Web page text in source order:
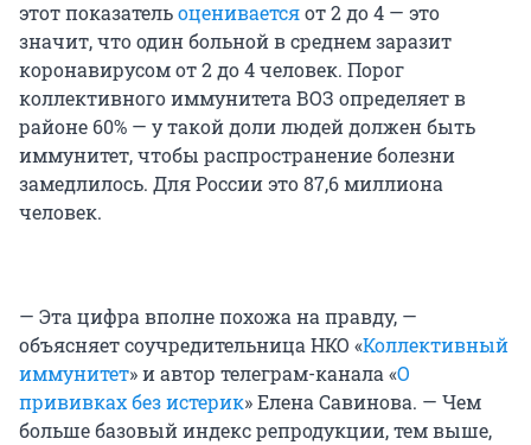
этот показательоцениваетсяот 2 до 4 — это
значит, что один больной в среднем заразит
коронавирусом от 2 до 4 человек. Порог
коллективного иммунитета ВОЗ определяет в
районе 60% — у такой доли людей должен быть
иммунитет, чтобы распространение болезни
замедлилось. Для России это 87,6 миллиона
человек.
— Эта цифра вполне похожа на правду, —
объясняет соучредительница НКО «Коллективный
иммунитет» и автор телеграм-канала «О
прививках без истерик» Елена Савинова. — Чем
больше базовый индекс репродукции, тем выше,